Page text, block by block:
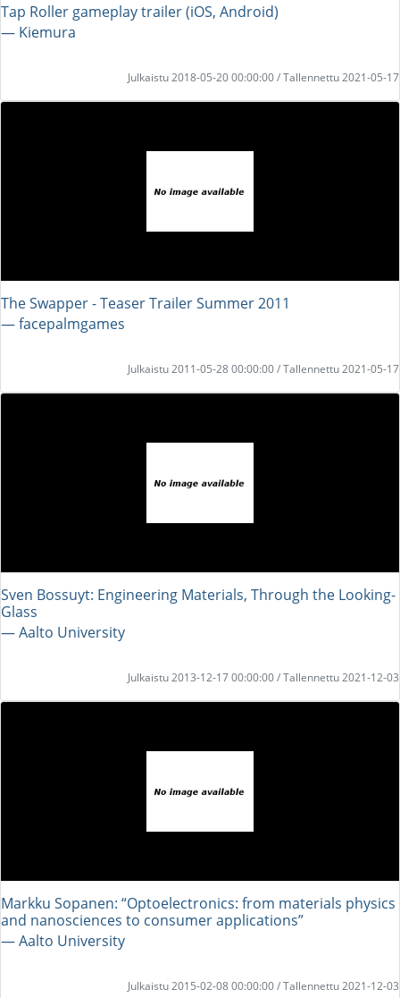
Tap Roller gameplay trailer (iOS, Android)
― Kiemura
Julkaistu 2018-05-20 00:00:00 / Tallennettu 2021-05-17
The Swapper - Teaser Trailer Summer 2011
― facepalmgames
Julkaistu 2011-05-28 00:00:00 / Tallennettu 2021-05-17
Sven Bossuyt: Engineering Materials, Through the Looking-
Glass
― Aalto University
Julkaistu 2013-12-17 00:00:00 / Tallennettu 2021-12-03
Markku Sopanen: “Optoelectronics: from materials physics
and nanosciences to consumer applications”
― Aalto University
Julkaistu 2015-02-08 00:00:00 / Tallennettu 2021-12-03